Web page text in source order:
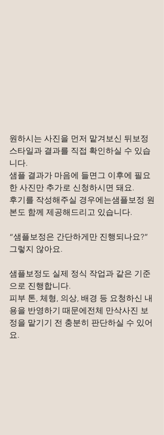
원하시는 사진을 먼저 맡겨보신 뒤보정
스타일과 결과를 직접 확인하실 수 있습
니다.
샘플 결과가 마음에 들면그 이후에 필요
한 사진만 추가로 신청하시면 돼요.
후기를 작성해주실 경우에는샘플보정 원
본도 함께 제공해드리고 있습니다.
“샘플보정은 간단하게만 진행되나요?”
그렇지 않아요.
샘플보정도 실제 정식 작업과 같은 기준
으로 진행합니다.
피부 톤, 체형, 의상, 배경 등 요청하신 내
용을 반영하기 때문에전체 만삭사진 보
정을 맡기기 전 충분히 판단하실 수 있어
요.